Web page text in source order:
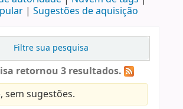
Sugestões de aquisição
Filtre sua pesquisa
retornou 3 resultados.
sem sugestões.